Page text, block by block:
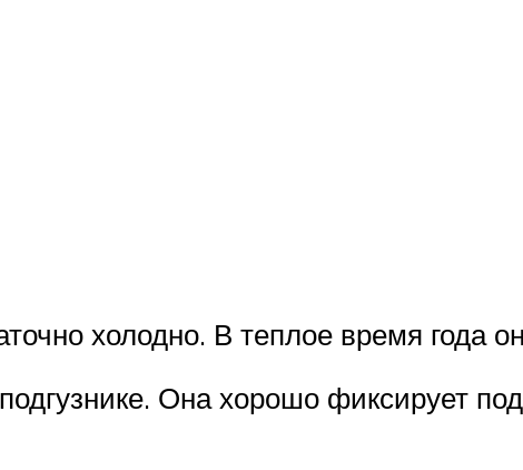
холодно. В теплое время года
Она хорошо фиксирует